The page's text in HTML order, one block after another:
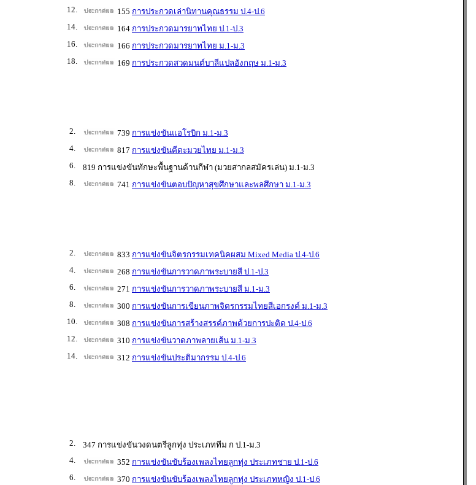
12. 155 การประกวดเล่านิทานคุณธรรม ป.4-ป.6
14. 164 การประกวดมารยาทไทย ป.1-ป.3
16. 166 การประกวดมารยาทไทย ม.1-ม.3
18. 169 การประกวดสวดมนต์บาลีแปลอังกฤษ ม.1-ม.3
2. 739 การแข่งขันแอโรบิก ม.1-ม.3
4. 817 การแข่งขันคีตะมวยไทย ม.1-ม.3
6.
819 การแข่งขันทักษะพื้นฐานด้านกีฬา (มวยสากลสมัครเล่น) ม.1-ม.3
8. 741 การแข่งขันตอบปัญหาสุขศึกษาและพลศึกษา ม.1-ม.3
2. 833 การแข่งขันจิตรกรรมเทคนิคผสม Mixed Media ป.4-ป.6
4. 268 การแข่งขันการวาดภาพระบายสี ป.1-ป.3
6. 271 การแข่งขันการวาดภาพระบายสี ม.1-ม.3
8. 300 การแข่งขันการเขียนภาพจิตรกรรมไทยสีเอกรงค์ ม.1-ม.3
10. 308 การแข่งขันการสร้างสรรค์ภาพด้วยการปะติด ป.4-ป.6
12. 310 การแข่งขันวาดภาพลายเส้น ม.1-ม.3
14. 312 การแข่งขันประติมากรรม ป.4-ป.6
2.
347 การแข่งขันวงดนตรีลูกทุ่ง ประเภททีม ก ป.1-ม.3
4. 352 การแข่งขันขับร้องเพลงไทยลูกทุ่ง ประเภทชาย ป.1-ป.6
6. 370 การแข่งขันขับร้องเพลงไทยลูกทุ่ง ประเภทหญิง ป.1-ป.6